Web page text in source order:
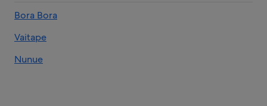
Villas en Bora Bora
Hoteles con todo incluido en Bora Bora
Moteles en Bora Bora
Bora Bora
Vaitape
Nunue